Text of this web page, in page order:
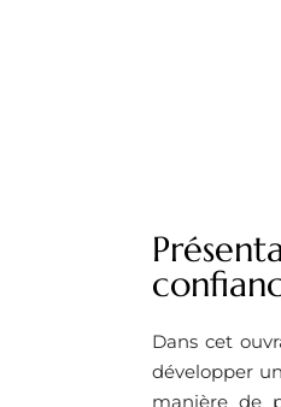
Dans cet
développer
manière de